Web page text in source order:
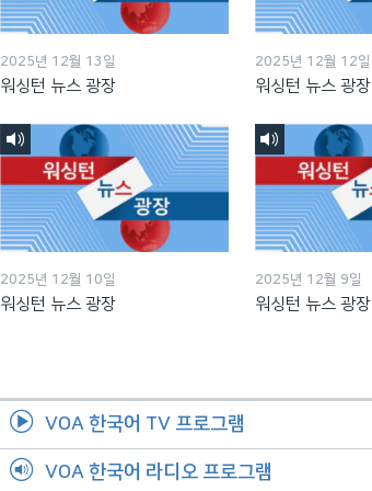
2025년 12월 13일
워싱턴 뉴스 광장
2025년 12월 12일
워싱턴 뉴스 광장
2025년 12월 10일
워싱턴 뉴스 광장
2025년 12월 9일
워싱턴 뉴스 광장
VOA 한국어 TV 프로그램
VOA 한국어 라디오 프로그램